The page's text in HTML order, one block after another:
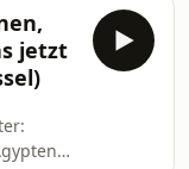
mit
jetzt